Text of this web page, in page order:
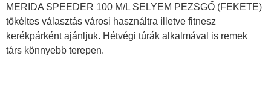
MERIDA SPEEDER 100 M/L SELYEM PEZSGŐ (FEKETE)
tökéltes választás városi használtra illetve fitnesz
kerékpárként ajánljuk. Hétvégi túrák alkalmával is remek
társ könnyebb terepen.